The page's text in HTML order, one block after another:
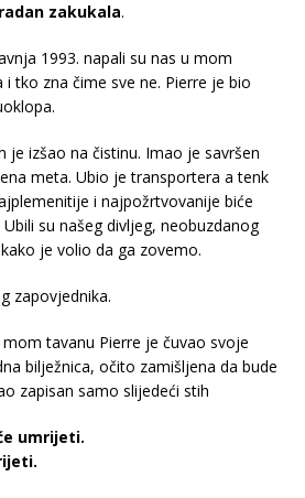
zakukala.
1993. napali su nas u mom
tko zna čime sve ne. Pierre je bio
je izšao na čistinu. Imao je savršen
meta. Ubio je transportera a tenk
i najpožrtvovanije biće
su našeg divljeg, neobuzdanog
je volio da ga zovemo.
zapovjednika.
tavanu Pierre je čuvao svoje
bilježnica, očito zamišljena da bude
zapisan samo slijedeći stih
umrijeti.